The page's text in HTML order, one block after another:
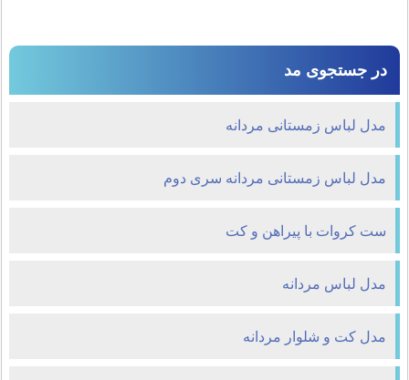
در جستجوی مد
مدل لباس زمستانی مردانه
مدل لباس زمستانی مردانه سری دوم
ست کروات با پیراهن و کت
مدل لباس مردانه
مدل کت و شلوار مردانه